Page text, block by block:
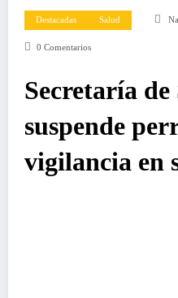
Destacadas Salud
0 Comentarios
Secretaría de
suspende
vigilancia en